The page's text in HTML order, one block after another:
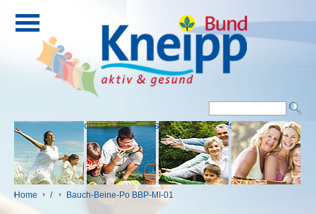
Eingang Kontakt Impressum Downloads
Home / Bauch-Beine-Po BBP-MI-01